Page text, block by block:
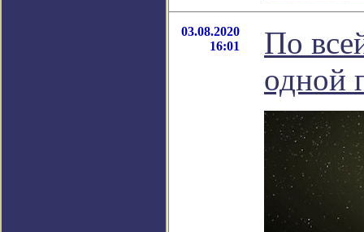
03.08.2020
16:01
По
одной